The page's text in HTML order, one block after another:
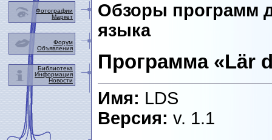
Обзоры программ
языка
Программа «Lär
Имя: LDS
Версия: v. 1.1
Фотографии
Маркет
Форум
Объявления
Библиотека
Информация
Новости